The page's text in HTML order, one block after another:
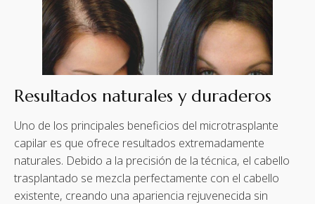
Resultados naturales y duraderos
Uno de los principales beneficios del microtrasplante
capilar es que ofrece resultados extremadamente
naturales. Debido a la precisión de la técnica, el cabello
trasplantado se mezcla perfectamente con el cabello
existente, creando una apariencia rejuvenecida sin